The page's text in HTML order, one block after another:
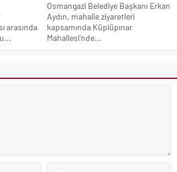
arasında
Osmangazi Belediye Başkanı Erkan
Aydın, mahalle ziyaretleri
kapsamında Küplüpınar
Mahallesi’nde...